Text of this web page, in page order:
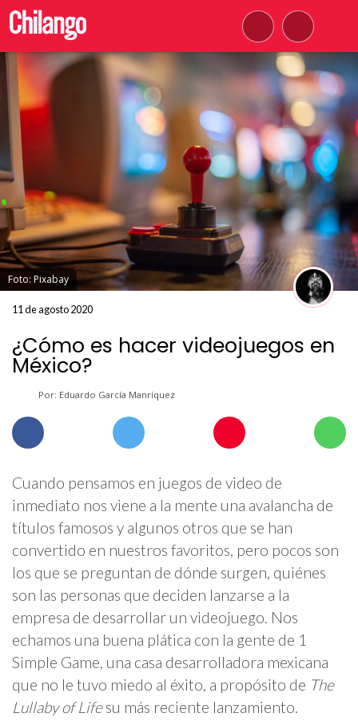
Foto: Pixabay
11 de agosto 2020
¿Cómo es hacer videojuegos en
México?
Por: Eduardo García Manríquez
Cuando pensamos en juegos de video de
inmediato nos viene a la mente una avalancha de
títulos famosos y algunos otros que se han
convertido en nuestros favoritos, pero pocos son
los que se preguntan de dónde surgen, quiénes
son las personas que deciden lanzarse a la
empresa de desarrollar un videojuego. Nos
echamos una buena plática con la gente de 1
Simple Game, una casa desarrolladora mexicana
que no le tuvo miedo al éxito, a propósito de The
Lullaby of Lifesu más reciente lanzamiento.